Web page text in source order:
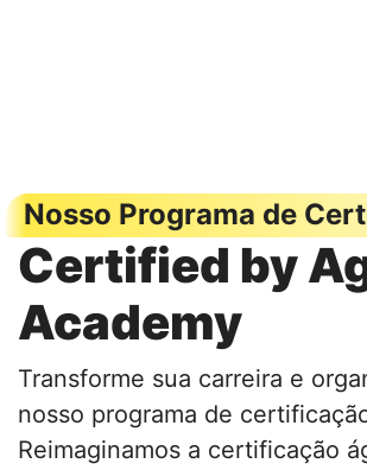
Nosso Programa de
Certified by
Academy
Transforme sua carreira e
nosso programa de
Reimaginamos a certificação